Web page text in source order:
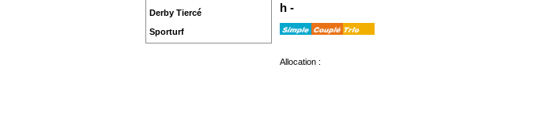
h -
Allocation :
Derby Tiercé
Sporturf